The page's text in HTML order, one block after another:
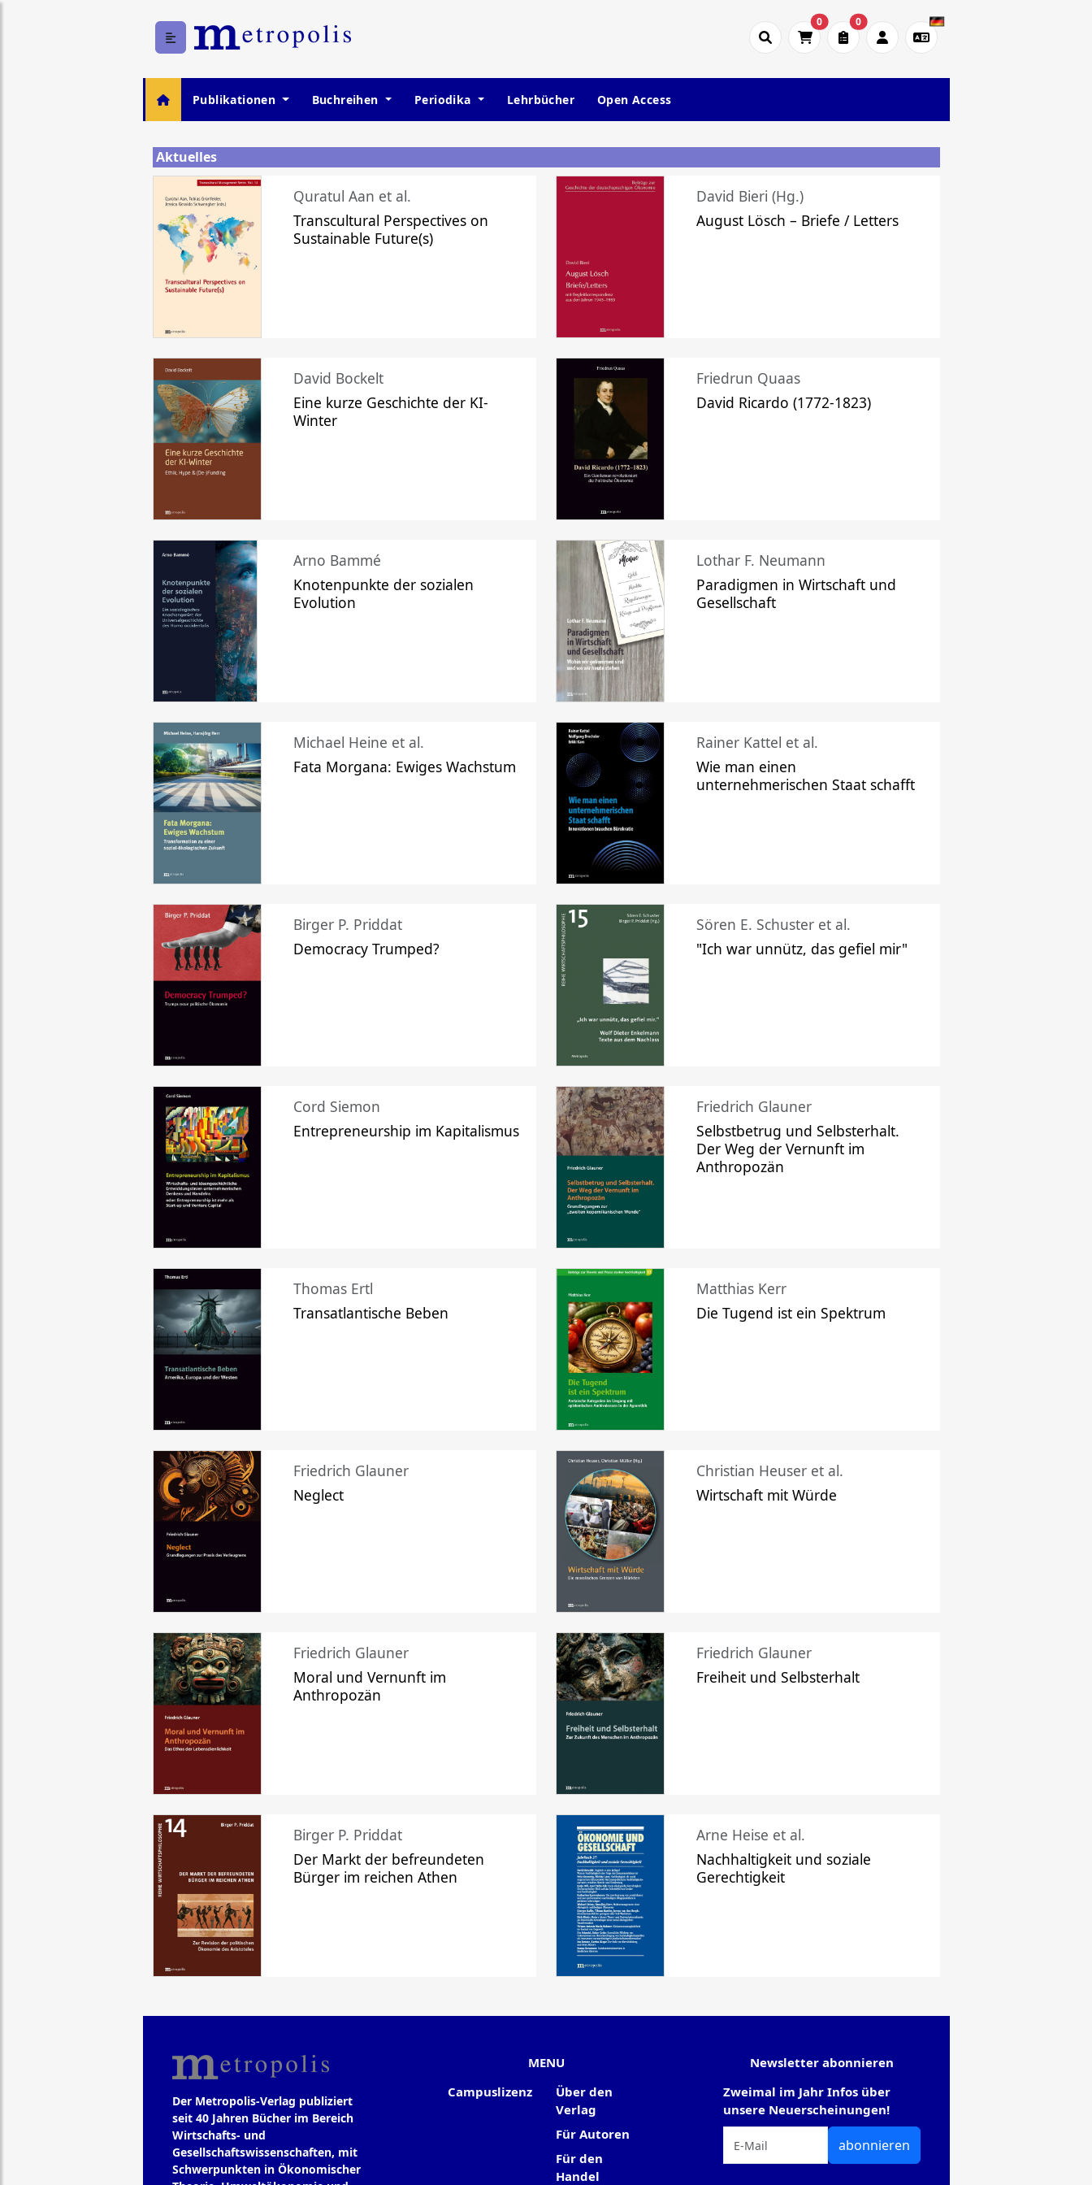
0 0
Publikationen Buchreihen Periodika Lehrbücher Open Access
Aktuelles
Quratul Aan et al.
Transcultural Perspectives on
Sustainable Future(s)
David Bieri (Hg.)
August Lösch – Briefe / Letters
David Bockelt
Eine kurze Geschichte der KI-
Winter
Friedrun Quaas
David Ricardo (1772-1823)
Arno Bammé
Knotenpunkte der sozialen
Evolution
Lothar F. Neumann
Paradigmen in Wirtschaft und
Gesellschaft
Michael Heine et al.
Fata Morgana: Ewiges Wachstum
Rainer Kattel et al.
Wie man einen
unternehmerischen Staat schafft
Birger P. Priddat
Democracy Trumped?
Sören E. Schuster et al.
"Ich war unnütz, das gefiel mir"
Cord Siemon
Entrepreneurship im Kapitalismus
Friedrich Glauner
Selbstbetrug und Selbsterhalt.
Der Weg der Vernunft im
Anthropozän
Thomas Ertl
Transatlantische Beben
Matthias Kerr
Die Tugend ist ein Spektrum
Friedrich Glauner
Neglect
Christian Heuser et al.
Wirtschaft mit Würde
Friedrich Glauner
Moral und Vernunft im
Anthropozän
Friedrich Glauner
Freiheit und Selbsterhalt
Birger P. Priddat
Der Markt der befreundeten
Bürger im reichen Athen
Arne Heise et al.
Nachhaltigkeit und soziale
Gerechtigkeit
Der Metropolis-Verlag publiziert
seit 40 Jahren Bücher im Bereich
Wirtschafts- und
Gesellschaftswissenschaften, mit
Schwerpunkten in Ökonomischer
MENU
Campuslizenz
Über den
Verlag
Für Autoren
Für den
Handel
Newsletter abonnieren
Zweimal im Jahr Infos über
unsere Neuerscheinungen!
abonnieren